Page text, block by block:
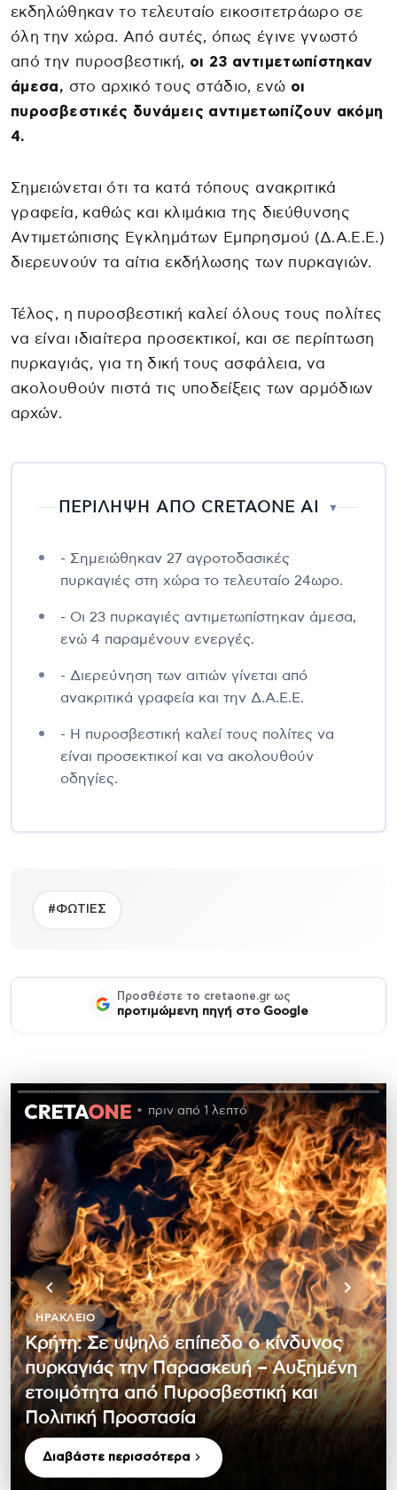
εκδηλώθηκαν το τελευταίο εικοσιτετράωρο σε
όλη την χώρα. Από αυτές, όπως έγινε γνωστό
από την πυροσβεστική, οι 23 αντιμετωπίστηκαν
άμεσα, στο αρχικό τους στάδιο, ενώ οι
πυροσβεστικές δυνάμεις αντιμετωπίζουν ακόμη
4.
Σημειώνεται ότι τα κατά τόπους ανακριτικά
γραφεία, καθώς και κλιμάκια της διεύθυνσης
Αντιμετώπισης Εγκλημάτων Εμπρησμού (Δ.Α.Ε.Ε.)
διερευνούν τα αίτια εκδήλωσης των πυρκαγιών.
Τέλος, η πυροσβεστική καλεί όλους τους πολίτες
να είναι ιδιαίτερα προσεκτικοί, και σε περίπτωση
πυρκαγιάς, για τη δική τους ασφάλεια, να
ακολουθούν πιστά τις υποδείξεις των αρμόδιων
αρχών.
ΠΕΡΙΛΗΨΗ ΑΠΟ CRETAONE AI ▼
- Σημειώθηκαν 27 αγροτοδασικές
πυρκαγιές στη χώρα το τελευταίο 24ωρο.
- Οι 23 πυρκαγιές αντιμετωπίστηκαν άμεσα,
ενώ 4 παραμένουν ενεργές.
- Διερεύνηση των αιτιών γίνεται από
ανακριτικά γραφεία και την Δ.Α.Ε.Ε.
- Η πυροσβεστική καλεί τους πολίτες να
είναι προσεκτικοί και να ακολουθούν
οδηγίες.
#ΦΩΤΙΕΣ
Προσθέστε το cretaone.gr ως
προτιμώμενη πηγή στο Google
πριν από 1 λεπτό
ΗΡΆΚΛΕΙΟ
Κρήτη: Σε υψηλό επίπεδο ο κίνδυνος
πυρκαγιάς την Παρασκευή – Αυξημένη
ετοιμότητα από Πυροσβεστική και
Πολιτική Προστασία
Διαβάστε περισσότερα